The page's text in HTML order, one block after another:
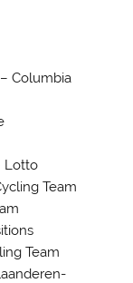
Columbia
Lotto
Team
Team